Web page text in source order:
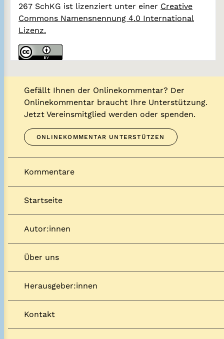
267 SchKG ist lizenziert unter einer Creative
Commons Namensnennung 4.0 International
Lizenz.
Gefällt Ihnen der Onlinekommentar? Der
Onlinekommentar braucht Ihre Unterstützung.
Jetzt Vereinsmitglied werden oder spenden.
ONLINEKOMMENTAR UNTERSTÜTZEN
Kommentare
Startseite
Autor:innen
Über uns
Herausgeber:innen
Kontakt